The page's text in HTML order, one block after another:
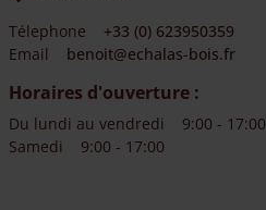
Télephone
+33 (0) 623950359
Email
benoit@echalas-bois.fr
Horaires d'ouverture :
Du lundi au vendredi
9:00 - 17:00
Samedi
9:00 - 17:00